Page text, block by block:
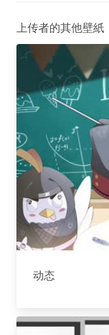
上传者的其他壁紙
动态